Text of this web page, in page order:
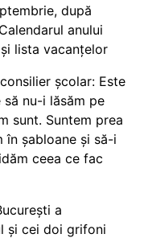
după
anului
lista vacanțelor
școlar: Este
nu-i lăsăm pe
sunt. Suntem prea
în șabloane și să-i
ceea ce fac
a
și cei doi grifoni